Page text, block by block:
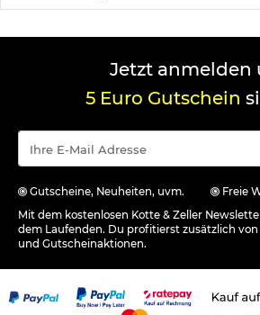
Jetzt anmelden
5 Euro Gutschein
Gutscheine, Neuheiten, uvm. Freie
Mit dem kostenlosen Kotte & Zeller
dem Laufenden. Du profitierst zusätzlich
und Gutscheinaktionen.